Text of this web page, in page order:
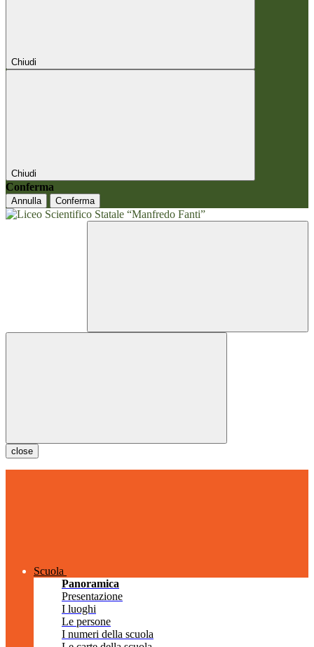
Chiudi
Chiudi
Conferma
Annulla Conferma
close
Scuola
Panoramica
Presentazione
I luoghi
Le persone
I numeri della scuola